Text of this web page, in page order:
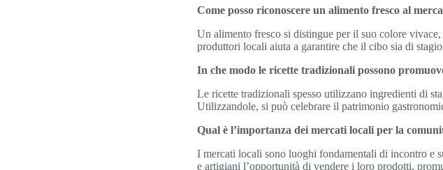
Come posso riconoscere un alimento fresco al
Un alimento fresco si distingue per il suo colore
produttori locali aiuta a garantire che il cibo sia di
In che modo le ricette tradizionali possono
Le ricette tradizionali spesso utilizzano ingredienti di
Utilizzandole, si può celebrare il patrimonio
Qual è l’importanza dei mercati locali per la
I mercati locali sono luoghi fondamentali di incontro e
e artigiani l’opportunità di vendere i loro prodotti,